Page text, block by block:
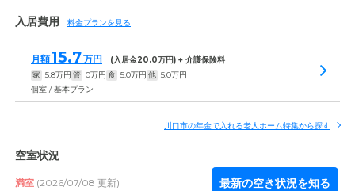
入居費用 料金プランを見る
月額15.7万円 (入居金20.0万円) + 介護保険料
家 5.8万円 管 0万円 食 5.0万円 他 5.0万円
個室 / 基本プラン
川口市の年金で入れる老人ホーム特集から探す
空室状況
満室 (2026/07/08 更新) 最新の空き状況を知る